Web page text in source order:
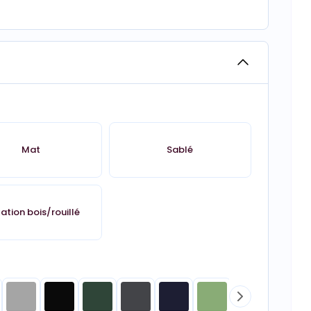
Mat Sablé
bois/rouillé